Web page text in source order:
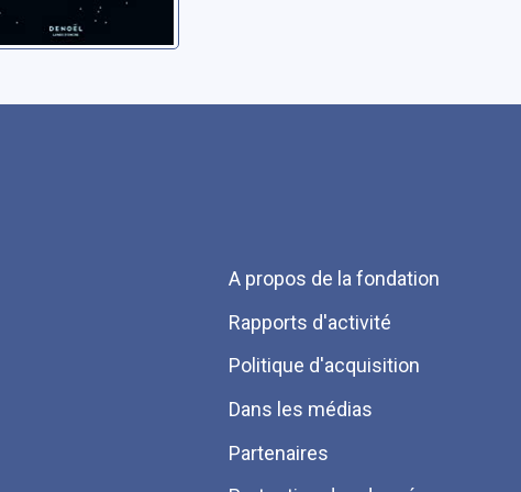
Menu
Pied
de
page
A propos de la fondation
Rapports d'activité
Politique d'acquisition
Dans les médias
Partenaires